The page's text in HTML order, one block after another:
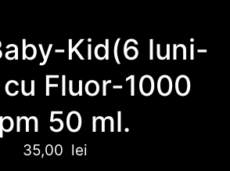
Kid(6 luni-
Fluor-1000
50 ml.
35,00 lei